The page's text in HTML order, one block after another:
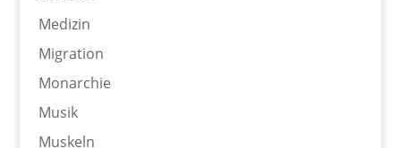
Medizin
Migration
Monarchie
Musik
Muskeln